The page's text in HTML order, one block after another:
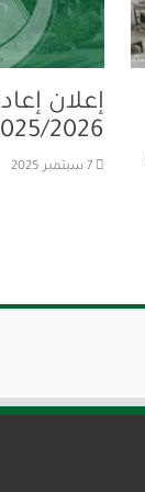
إعلان
2026
7 سبتمبر 2025